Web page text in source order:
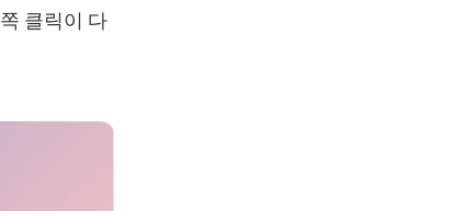
클릭이 다